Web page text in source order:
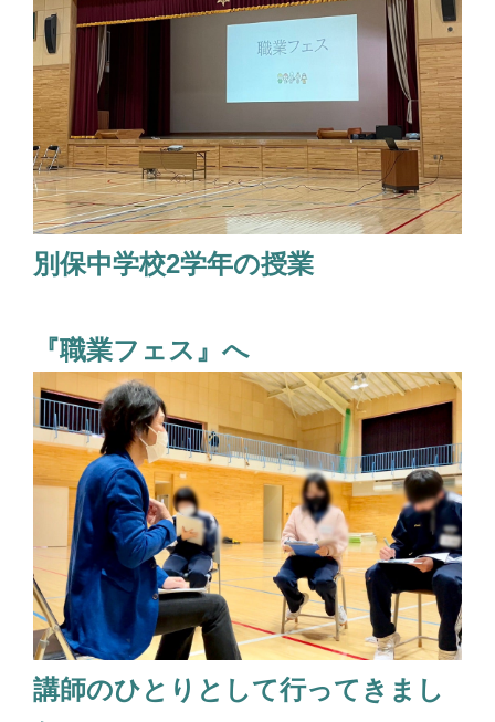
別保中学校2学年の授業
『職業フェス』へ
講師のひとりとして行ってきまし